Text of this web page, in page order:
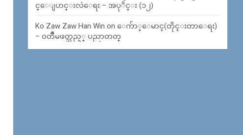
င္ေျပာင္းလဲေရး – အပုိင္း (၁၂)
Ko Zaw Zaw Han Win onေက်ာ္ေမာင္(တိုင္းတာေရး)
– ၀တၳဳမဖတ္သည့္ ပညာတတ္